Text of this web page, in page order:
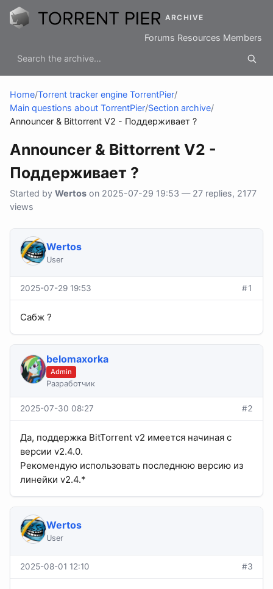
ARCHIVE
Forums Resources Members
Home/Torrent tracker engine TorrentPier/
Main questions about TorrentPier/Section archive/
Announcer & Bittorrent V2 - Поддерживает ?
Announcer & Bittorrent V2 -
Поддерживает ?
Started by Wertos on 2025-07-29 19:53 — 27 replies, 2177
views
Wertos
User
2025-07-29 19:53 #1
Сабж ?
belomaxorka
Admin
Разработчик
2025-07-30 08:27 #2
Да, поддержка BitTorrent v2 имеется начиная с
версии v2.4.0.
Рекомендую использовать последнюю версию из
линейки v2.4.*
Wertos
User
2025-08-01 12:10 #3